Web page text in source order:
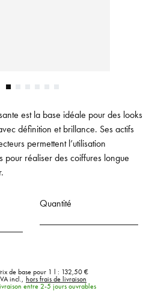
est la base idéale pour des looks
définition et brillance. Ses actifs
permettent l’utilisation
pour réaliser des coiffures longue
Quantité
de base pour 1 l : 132,50 €
incl.,
hors frais de livraison
entre 2-5 jours ouvrables